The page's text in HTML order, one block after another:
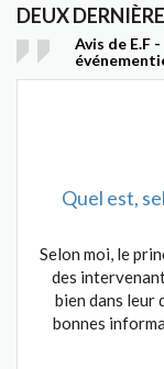
DEUX
Avis de E.F
Quel est,
Selon moi, le
des
bien dans leur
bonnes